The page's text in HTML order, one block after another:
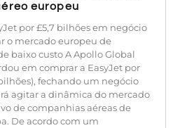
europeu
por £5,7 bilhões em negócio
o mercado europeu de
baixo custo A Apollo Global
em comprar a EasyJet por
fechando um negócio
agitar a dinâmica do mercado
de companhias aéreas de
De acordo com um